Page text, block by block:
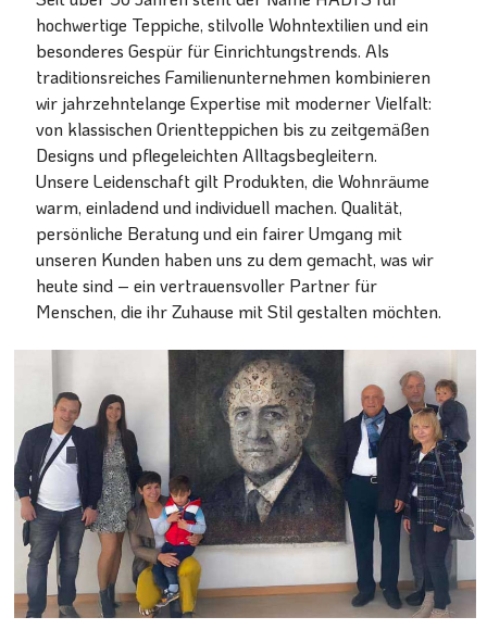
hochwertige Teppiche, stilvolle Wohntextilien und ein
besonderes Gespür für Einrichtungstrends. Als
traditionsreiches Familienunternehmen kombinieren
wir jahrzehntelange Expertise mit moderner Vielfalt:
von klassischen Orientteppichen bis zu zeitgemäßen
Designs und pflegeleichten Alltagsbegleitern.
Unsere Leidenschaft gilt Produkten, die Wohnräume
warm, einladend und individuell machen. Qualität,
persönliche Beratung und ein fairer Umgang mit
unseren Kunden haben uns zu dem gemacht, was wir
heute sind – ein vertrauensvoller Partner für
Menschen, die ihr Zuhause mit Stil gestalten möchten.